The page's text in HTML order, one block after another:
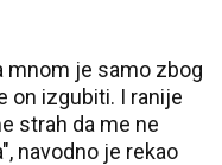
mnom je samo zbog
on izgubiti. I ranije
strah da me ne
navodno je rekao